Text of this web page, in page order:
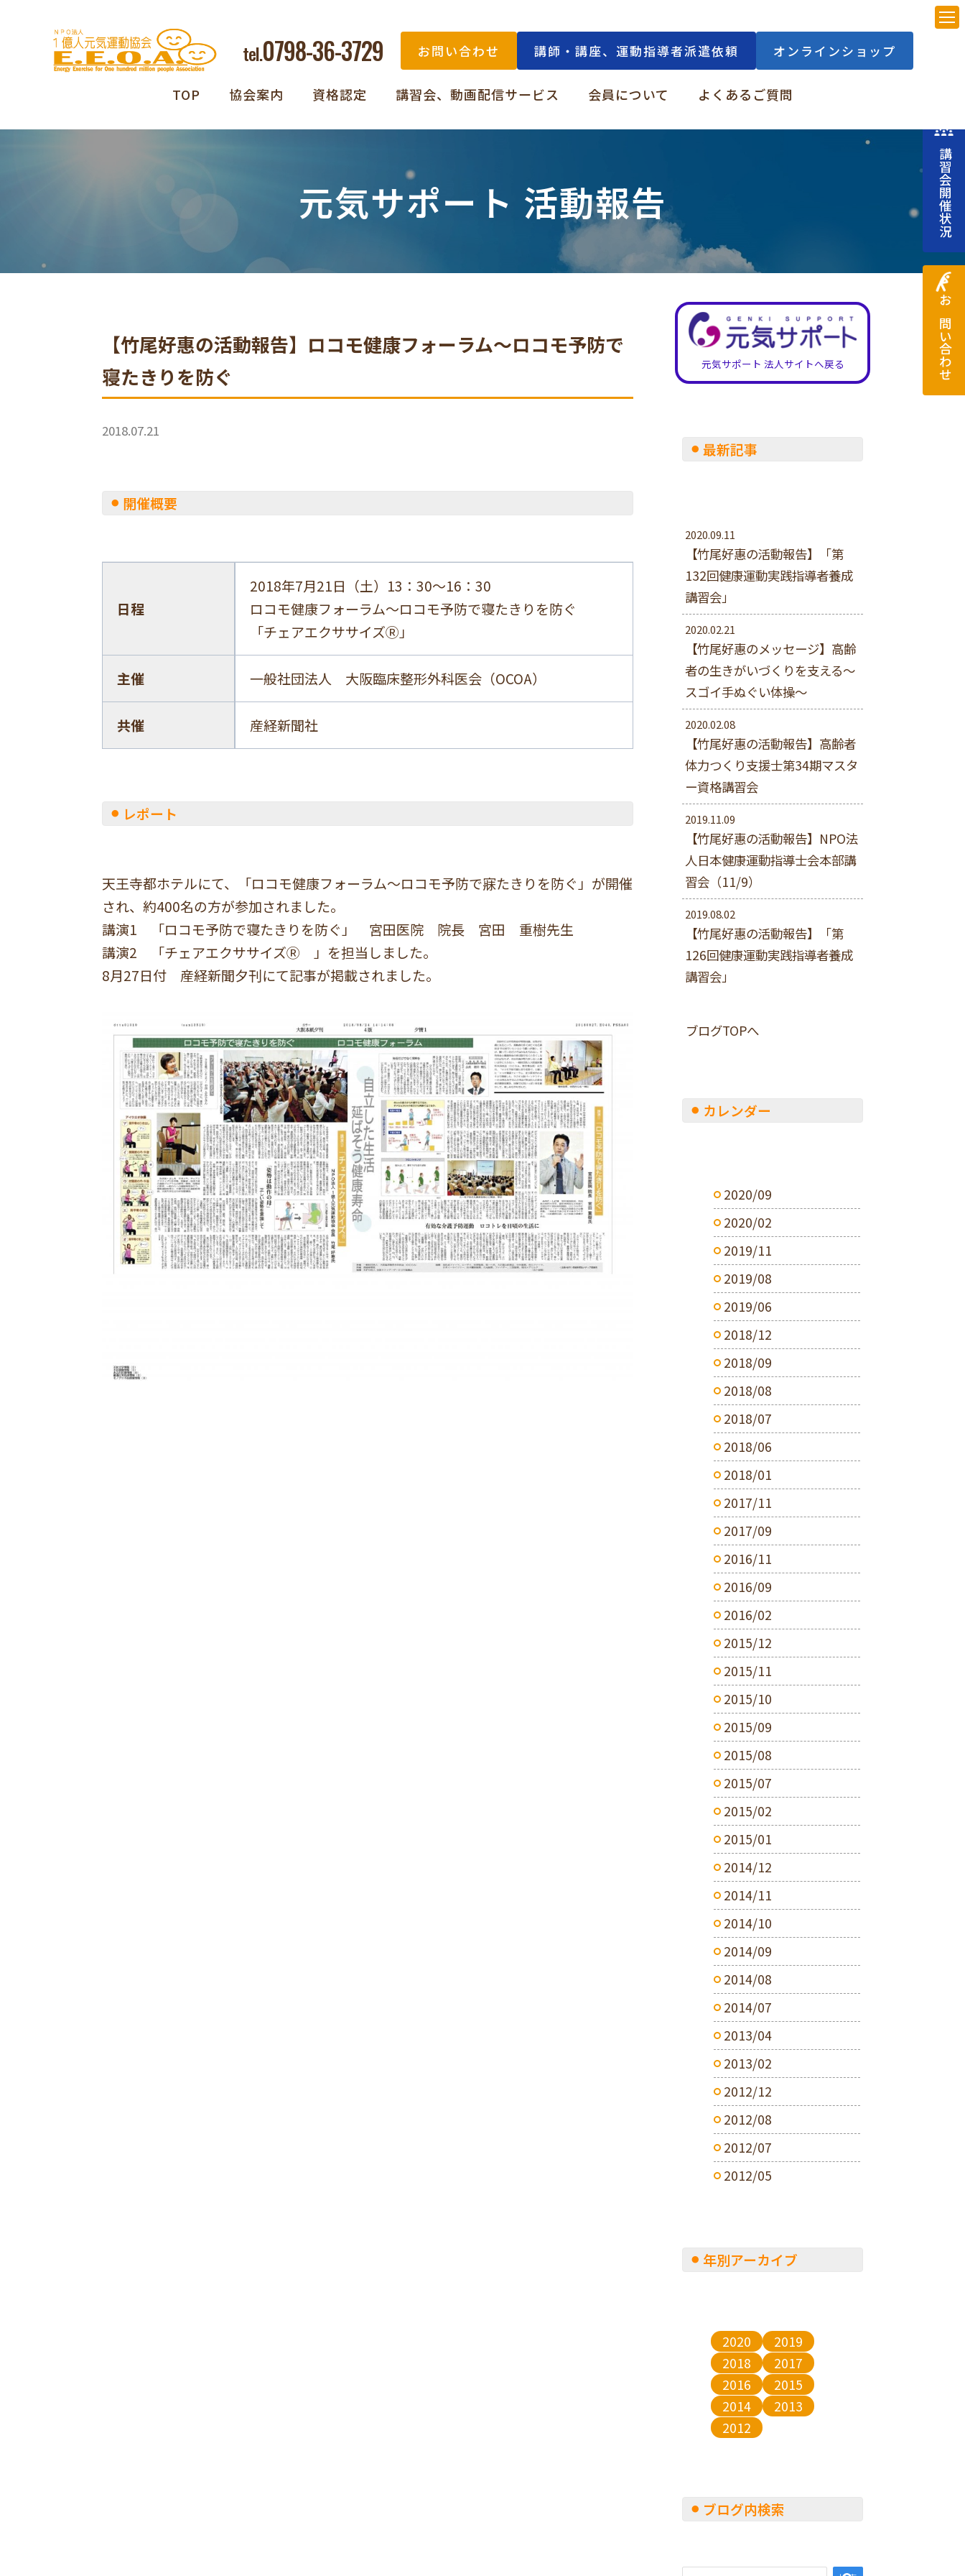
tel.0798-36-3729 お問い合わせ 講師・講座、運動指導者派遣依頼 オンラインショップ
TOP 協会案内 資格認定 講習会、動画配信サービス 会員について よくあるご質問
元気サポート 活動報告
【竹尾好惠の活動報告】ロコモ健康フォーラム～ロコモ予防で
寝たきりを防ぐ
2018.07.21
開催概要
日程
2018年7月21日（土）13：30～16：30
ロコモ健康フォーラム～ロコモ予防で寝たきりを防ぐ
「チェアエクササイズⓇ」
主催 一般社団法人 大阪臨床整形外科医会（OCOA）
共催 産経新聞社
レポート
天王寺都ホテルにて、「ロコモ健康フォーラム～ロコモ予防で寐たきりを防ぐ」が開催
され、約400名の方が参加されました。
講演1 「ロコモ予防で寝たきりを防ぐ」 宮田医院 院長 宮田 重樹先生
講演2 「チェアエクササイズⓇ 」を担当しました。
8月27日付 産経新聞夕刊にて記事が掲載されました。
元気サポート 法人サイトへ戻る
最新記事
2020.09.11
【竹尾好惠の活動報告】「第
132回健康運動実践指導者養成
講習会」
2020.02.21
【竹尾好惠のメッセージ】高齢
者の生きがいづくりを支える～
スゴイ手ぬぐい体操～
2020.02.08
【竹尾好惠の活動報告】高齢者
体力つくり支援士第34期マスタ
ー資格講習会
2019.11.09
【竹尾好惠の活動報告】NPO法
人日本健康運動指導士会本部講
習会（11/9）
2019.08.02
【竹尾好惠の活動報告】「第
126回健康運動実践指導者養成
講習会」
ブログTOPへ
カレンダー
2020/09
2020/02
2019/11
2019/08
2019/06
2018/12
2018/09
2018/08
2018/07
2018/06
2018/01
2017/11
2017/09
2016/11
2016/09
2016/02
2015/12
2015/11
2015/10
2015/09
2015/08
2015/07
2015/02
2015/01
2014/12
2014/11
2014/10
2014/09
2014/08
2014/07
2013/04
2013/02
2012/12
2012/08
2012/07
2012/05
年別アーカイブ
2020
2019
2018
2017
2016
2015
2014
2013
2012
ブログ内検索
講習会開催状況
お問い合わせ